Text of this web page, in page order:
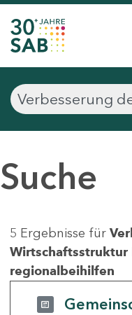
Suche
5 Ergebnisse für
Wirtschaftsstruktur
regionalbeihilfen